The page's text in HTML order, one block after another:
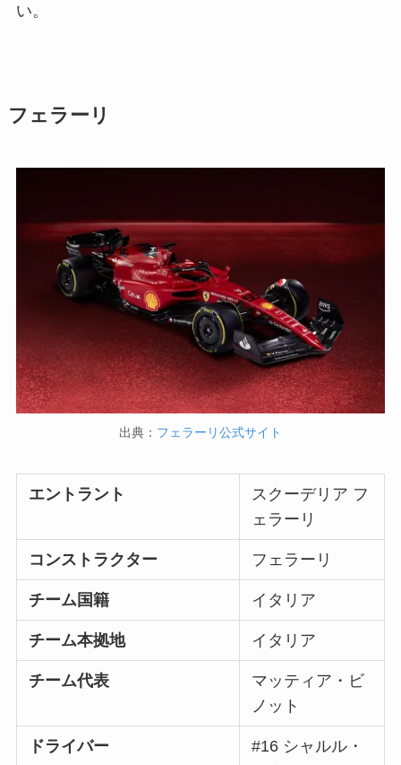
い。
フェラーリ
出典： フェラーリ公式サイト
エントラント
スクーデリア フ
ェラーリ
コンストラクター フェラーリ
チーム国籍 イタリア
チーム本拠地 イタリア
チーム代表
マッティア・ビ
ノット
ドライバー
#16 シャルル・